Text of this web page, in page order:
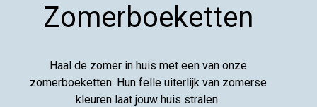
Zomerboeketten
Haal de zomer in huis met een van onze
zomerboeketten. Hun felle uiterlijk van zomerse
kleuren laat jouw huis stralen.